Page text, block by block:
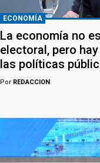
ECONOMÍA
La economía no
electoral, pero
las políticas
Por REDACCION